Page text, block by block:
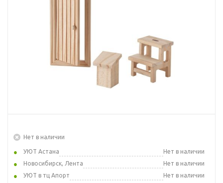
Нет в наличии
УЮТ Астана
Нет в наличии
Новосибирск, Лента
Нет в наличии
УЮТ в тц Апорт
Нет в наличии